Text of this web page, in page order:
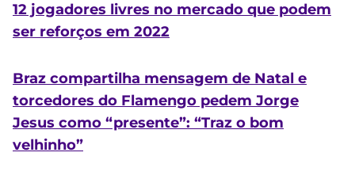
12 jogadores livres no mercado que podem
ser reforços em 2022
Braz compartilha mensagem de Natal e
torcedores do Flamengo pedem Jorge
Jesus como “presente”: “Traz o bom
velhinho”